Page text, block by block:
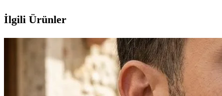
İlgili Ürünler